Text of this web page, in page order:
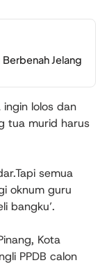
Jelang
lolos dan
tua murid harus
semua
oknum guru
bangku’.
Kota
PPDB calon